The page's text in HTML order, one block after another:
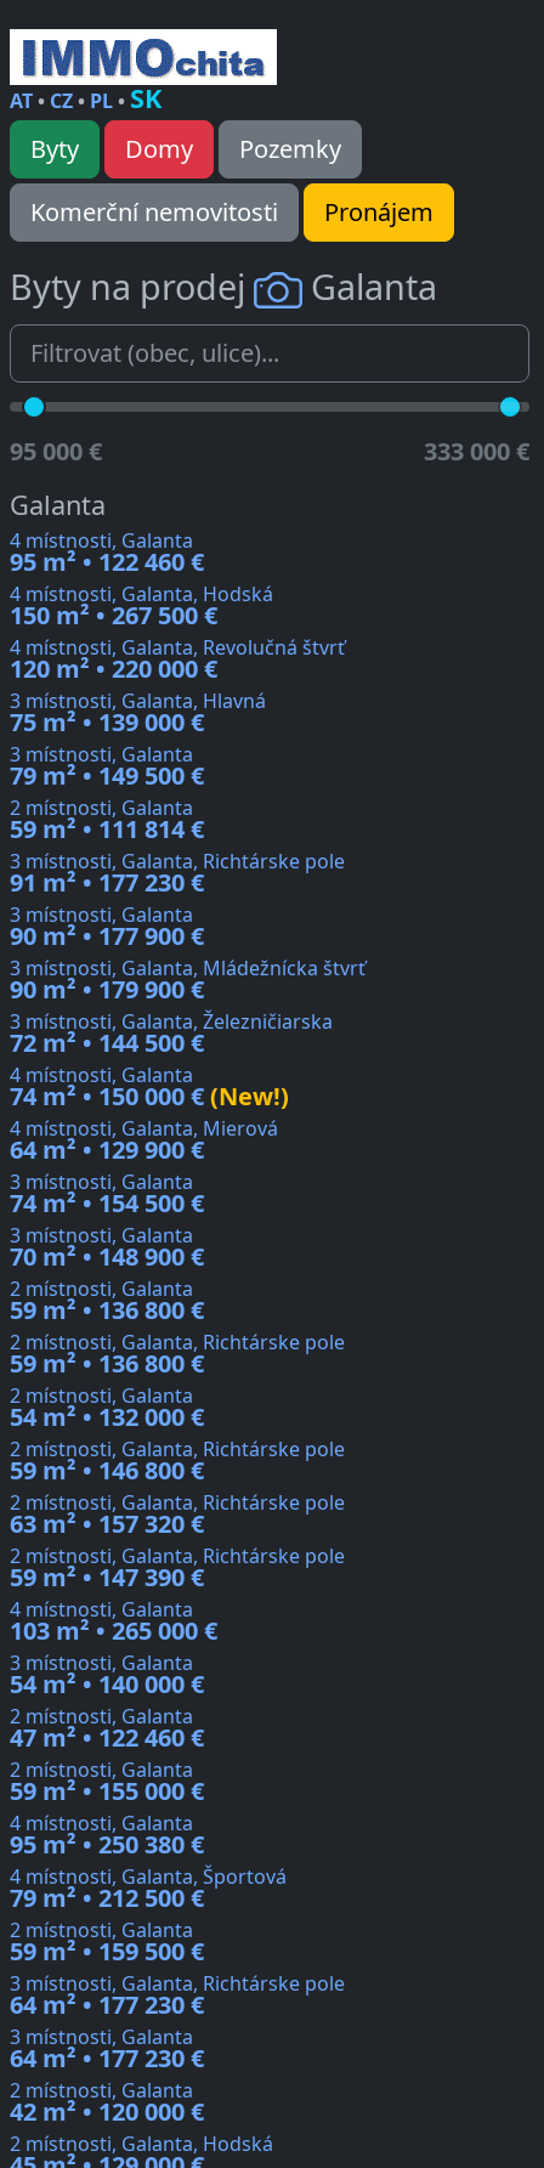
AT• CZ• PL• SK
Byty Domy
Pozemky
Komerční nemovitosti
Pronájem
Byty na prodej Galanta
95 000 € 333 000 €
Galanta
4 místnosti, Galanta
95 m² • 122 460 €
4 místnosti, Galanta, Hodská
150 m² • 267 500 €
4 místnosti, Galanta, Revolučná štvrť
120 m² • 220 000 €
3 místnosti, Galanta, Hlavná
75 m² • 139 000 €
3 místnosti, Galanta
79 m² • 149 500 €
2 místnosti, Galanta
59 m² • 111 814 €
3 místnosti, Galanta, Richtárske pole
91 m² • 177 230 €
3 místnosti, Galanta
90 m² • 177 900 €
3 místnosti, Galanta, Mládežnícka štvrť
90 m² • 179 900 €
3 místnosti, Galanta, Železničiarska
72 m² • 144 500 €
4 místnosti, Galanta
74 m² • 150 000 €(New!)
4 místnosti, Galanta, Mierová
64 m² • 129 900 €
3 místnosti, Galanta
74 m² • 154 500 €
3 místnosti, Galanta
70 m² • 148 900 €
2 místnosti, Galanta
59 m² • 136 800 €
2 místnosti, Galanta, Richtárske pole
59 m² • 136 800 €
2 místnosti, Galanta
54 m² • 132 000 €
2 místnosti, Galanta, Richtárske pole
59 m² • 146 800 €
2 místnosti, Galanta, Richtárske pole
63 m² • 157 320 €
2 místnosti, Galanta, Richtárske pole
59 m² • 147 390 €
4 místnosti, Galanta
103 m² • 265 000 €
3 místnosti, Galanta
54 m² • 140 000 €
2 místnosti, Galanta
47 m² • 122 460 €
2 místnosti, Galanta
59 m² • 155 000 €
4 místnosti, Galanta
95 m² • 250 380 €
4 místnosti, Galanta, Športová
79 m² • 212 500 €
2 místnosti, Galanta
59 m² • 159 500 €
3 místnosti, Galanta, Richtárske pole
64 m² • 177 230 €
3 místnosti, Galanta
64 m² • 177 230 €
2 místnosti, Galanta
42 m² • 120 000 €
2 místnosti, Galanta, Hodská